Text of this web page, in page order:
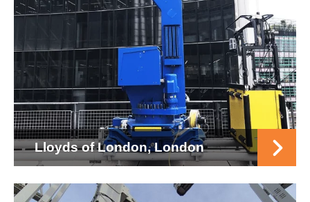
Lloyds of London, London